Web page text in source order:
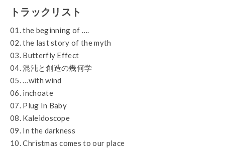
トラックリスト
01. the beginning of ….
02. the last story of the myth
03. Butterfly Effect
04. 混沌と創造の幾何学
05. …with wind
06. inchoate
07. Plug In Baby
08. Kaleidoscope
09. In the darkness
10. Christmas comes to our place